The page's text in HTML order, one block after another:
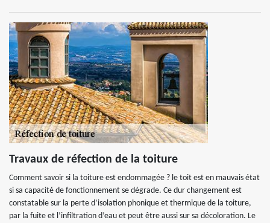
Travaux de réfection de la toiture
Comment savoir si la toiture est endommagée ? le toit est en mauvais état
si sa capacité de fonctionnement se dégrade. Ce dur changement est
constatable sur la perte d’isolation phonique et thermique de la toiture,
par la fuite et l’infiltration d’eau et peut être aussi sur sa décoloration. Le